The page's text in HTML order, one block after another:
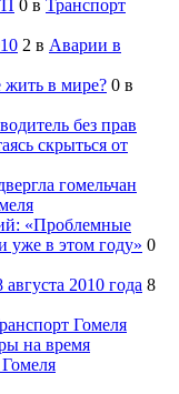
0 в Транспорт
2 в Аварии в
в мире? 0 в
без прав
скрыться от
гомельчан
«Проблемные
уже в этом году» 0
2010 года 8
Гомеля
на время